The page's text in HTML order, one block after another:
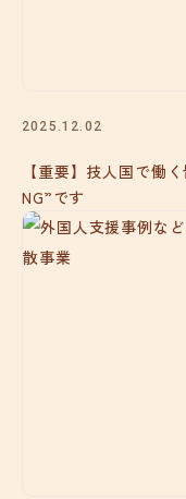
2025.12.02
【重要】技人国で働
NG”です